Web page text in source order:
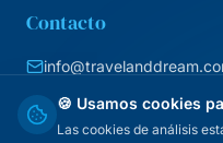
🍪 Usamos cookies
Las cookies de análisis
Contacto
+34 684 226 007
Agencia online · España